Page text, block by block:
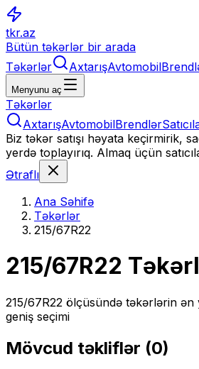
tkr.az
Bütün təkərlər bir arada
Təkərlər
AxtarışAvtomobil
Menyunu aç
Təkərlər
AxtarışAvtomobilBrendlər
Biz təkər satışı həyata keçirmirik,
yerdə toplayırıq. Almaq üçün
Ətraflı
Ana Səhifə
Təkərlər
215/67R22
215/67R22
215/67R22 ölçüsündə təkərlərin ən
geniş seçimi
Mövcud təkliflər (0)